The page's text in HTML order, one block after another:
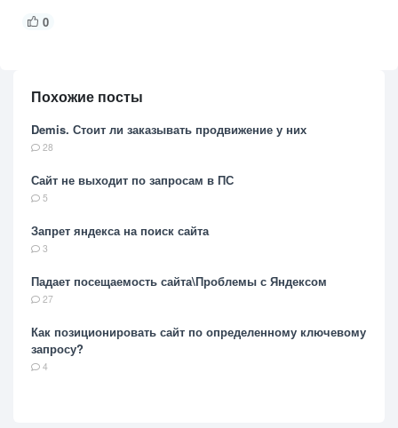
0
Похожие посты
Demis. Стоит ли заказывать продвижение у них
28
Сайт не выходит по запросам в ПС
5
Запрет яндекса на поиск сайта
3
Падает посещаемость сайта\Проблемы с Яндексом
27
Как позиционировать сайт по определенному ключевому
запросу?
4